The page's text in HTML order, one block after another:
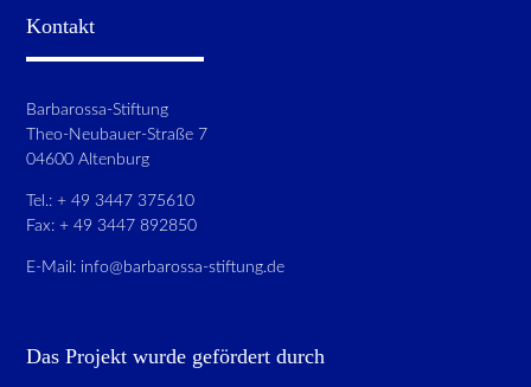
Kontakt
Barbarossa-Stiftung
Theo-Neubauer-Straße 7
04600 Altenburg
Tel.: + 49 3447 375610
Fax: + 49 3447 892850
E-Mail: info@barbarossa-stiftung.de
Das Projekt wurde gefördert durch